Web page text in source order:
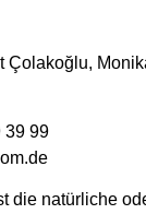
Çolakoğlu,
39 99
die natürliche